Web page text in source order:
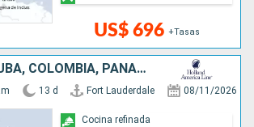
US$ 696 +Tasas
BAHAMAS, ARUBA, COLOMBIA, PANAMÁ, COSTA RICA, JAMAICA, ESTADOS UNIDOS
13 d Fort Lauderdale 08/11/2026
Cocina refinada